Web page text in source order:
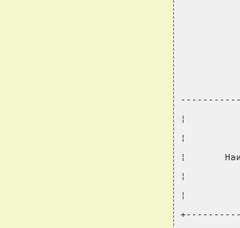
¦
¦
¦
¦
¦